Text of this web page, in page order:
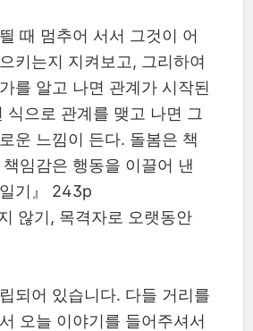
때 멈추어 서서 그것이 어
키는지 지켜보고, 그리하여
를 알고 나면 관계가 시작된
식으로 관계를 맺고 나면 그
운 느낌이 든다. 돌봄은 책
임감은 행동을 이끌어 낸
기』 243p
않기, 목격자로 오랫동안
되어 있습니다. 다들 거리를
오늘 이야기를 들어주셔서